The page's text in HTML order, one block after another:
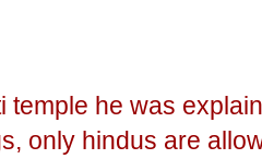
temple he was
only hindus are